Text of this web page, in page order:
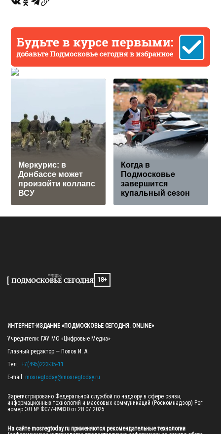
Меркурис: в
Донбассе может
произойти коллапс
ВСУ
Когда в
Подмосковье
завершится
купальный сезон
18+
ИНТЕРНЕТ-ИЗДАНИЕ «ПОДМОСКОВЬЕ СЕГОДНЯ. ONLINE»
Учредители: ГАУ МО «Цифровые Медиа»
Главный редактор — Попов И. А.
Тел.: +7(495)223-35-11
E-mail: mosregtoday@mosregtoday.ru
Зарегистрировано Федеральной службой по надзору в сфере связи,
информационных технологий и массовых коммуникаций (Роскомнадзор) Рег.
номер ЭЛ № ФС77-89830 от 28.07.2025
На сайте mosregtoday.ru применяются рекомендательные технологии